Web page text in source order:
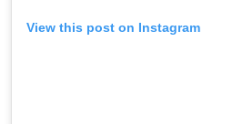
View this post on Instagram